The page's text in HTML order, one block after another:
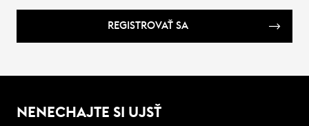
REGISTROVAŤ SA
NENECHAJTE SI UJSŤ